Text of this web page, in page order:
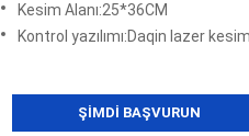
Kesim Alanı:25*36CM
Kontrol yazılımı:Daqin lazer kesim
ŞIMDI BAŞVURUN